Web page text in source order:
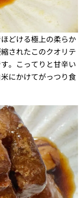
どける極上の柔らか
されたこのクオリテ
。こってりと甘辛い
にかけてがっつり食